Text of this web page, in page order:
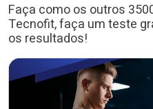
Faça como os outros
Tecnofit, faça um teste
os resultados!